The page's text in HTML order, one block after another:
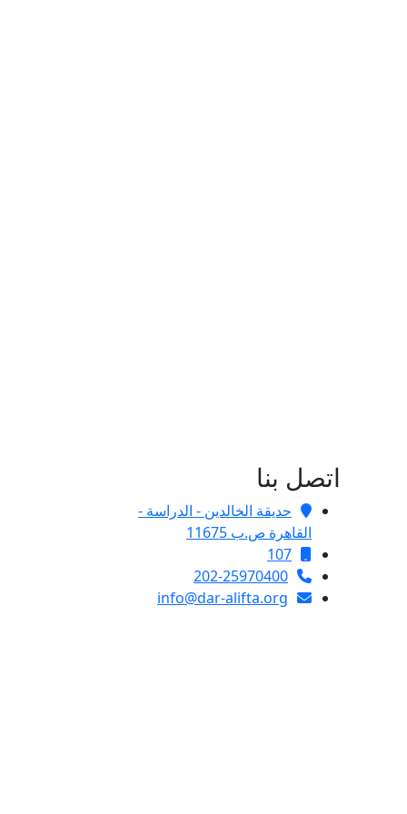
اتصل بنا
حديقة الخالدين - الدراسة -
القاهرة ص.ب 11675
107
202-25970400
info@dar-alifta.org